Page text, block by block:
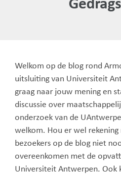
Welkom op de blog rond
uitsluiting van Universiteit
graag naar jouw mening en
discussie over
onderzoek van de
welkom. Hou er wel
bezoekers op de blog niet
overeenkomen met de
Universiteit Antwerpen. Ook